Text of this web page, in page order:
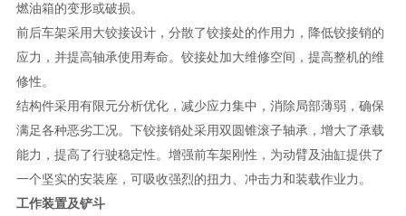
燃油箱的变形或破损。
前后车架采用大铰接设计，分散了铰接处的作用力，降低铰接销的
应力，并提高轴承使用寿命。铰接处加大维修空间，提高整机的维
修性。
结构件采用有限元分析优化，减少应力集中，消除局部薄弱，确保
满足各种恶劣工况。下铰接销处采用双圆锥滚子轴承，增大了承载
能力，提高了行驶稳定性。增强前车架刚性，为动臂及油缸提供了
一个坚实的安装座，可吸收强烈的扭力、冲击力和装载作业力。
工作装置及铲斗